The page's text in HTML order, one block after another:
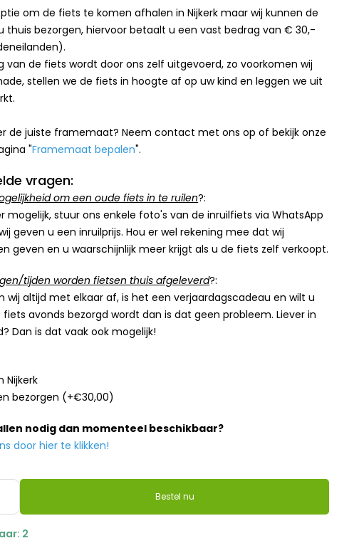
om de fiets te komen afhalen in Nijkerk maar wij kunnen de
thuis bezorgen, hiervoor betaalt u een vast bedrag van € 30,-
van de fiets wordt door ons zelf uitgevoerd, zo voorkomen wij
stellen we de fiets in hoogte af op uw kind en leggen we uit
de juiste framemaat? Neem contact met ons op of bekijk onze
"Framemaat bepalen".
vragen:
om een oude fiets in te ruilen?:
mogelijk, stuur ons enkele foto's van de inruilfiets via WhatsApp
geven u een inruilprijs. Hou er wel rekening mee dat wij
geven en u waarschijnlijk meer krijgt als u de fiets zelf verkoopt.
tijden worden fietsen thuis afgeleverd?:
wij altijd met elkaar af, is het een verjaardagscadeau en wilt u
avonds bezorgd wordt dan is dat geen probleem. Liever in
Dan is dat vaak ook mogelijk!
Nijkerk
bezorgen (+€30,00)
nodig dan momenteel beschikbaar?
door hier te klikken!
Bestel nu
2